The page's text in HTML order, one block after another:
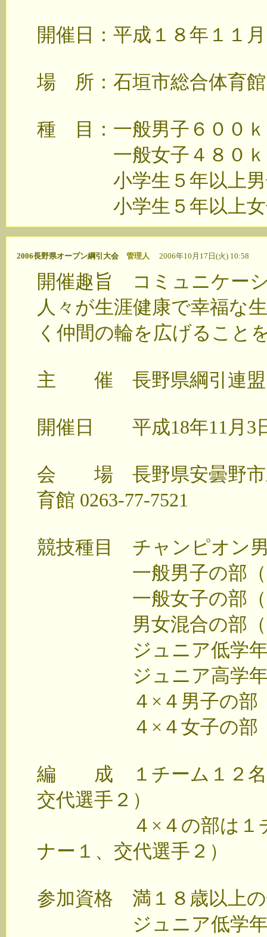
開催日：平成１８年１１
場 所：石垣市総合体育館
種 目：一般男子６００
一般女子４８０ｋ
小学生５年以上男
小学生５年以上女
2006長野県オープン綱引大会 管理人 2006年10月17日(火) 10:58
開催趣旨 コミュニケー
人々が生涯健康で幸福な
く仲間の輪を広げること
主 催 長野県綱引連盟
開催日 平成18年11月3
会 場 長野県安曇野市
育館 0263-77-7521
競技種目 チャンピオン
一般男子の部（8人
一般女子の部（8人
男女混合の部（8人
ジュニア低学年の
ジュニア高学年の
４×４男子の部（
４×４女子の部（
編 成 １チーム１２名
交代選手２）
４×４の部は１チー
ナー１、交代選手２）
参加資格 満１８歳以上
ジュニア低学年の部